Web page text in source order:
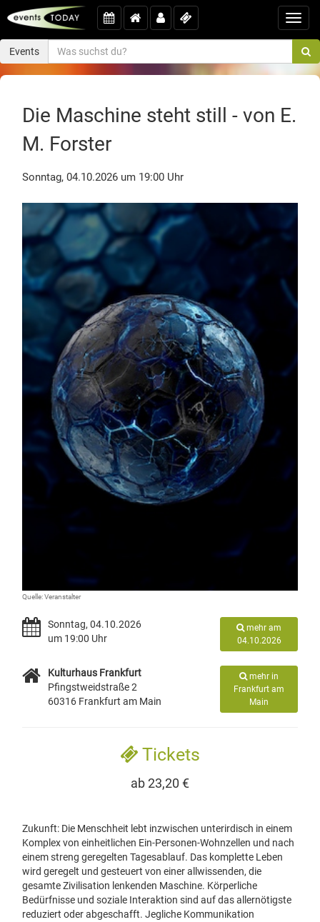
Events
Die Maschine steht still - von E.
M. Forster
Sonntag, 04.10.2026 um 19:00 Uhr
Quelle: Veranstalter
Sonntag, 04.10.2026
um 19:00 Uhr
mehr am
04.10.2026
Kulturhaus Frankfurt
Pfingstweidstraße 2
60316 Frankfurt am Main
mehr in
Frankfurt am
Main
Tickets
ab 23,20 €
Zukunft: Die Menschheit lebt inzwischen unterirdisch in einem
Komplex von einheitlichen Ein-Personen-Wohnzellen und nach
einem streng geregelten Tagesablauf. Das komplette Leben
wird geregelt und gesteuert von einer allwissenden, die
gesamte Zivilisation lenkenden Maschine. Körperliche
Bedürfnisse und soziale Interaktion sind auf das allernötigste
reduziert oder abgeschafft. Jegliche Kommunikation